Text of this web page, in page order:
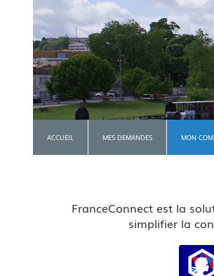
ACCUEIL MES DEMANDES MON
FranceConnect est la
simplifier la